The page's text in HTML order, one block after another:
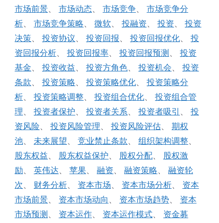
市场前景、 市场动态、 市场竞争、 市场竞争分
析、 市场竞争策略、 微软、 投融资、 投资、 投资
决策、 投资协议 、 投资回报、 投资回报优化、 投
资回报分析、 投资回报率、 投资回报预测、 投资
基金、 投资收益、 投资方角色、 投资机会、 投资
条款、 投资策略、 投资策略优化、 投资策略分
析、 投资策略调整、 投资组合优化、 投资组合管
理、 投资者保护、 投资者关系、 投资者吸引 、 投
资风险、 投资风险管理、 投资风险评估、 期权
池、 未来展望、 竞业禁止条款、 组织架构调整、
股东权益、 股东权益保护、 股权分配、 股权激
励、 英伟达、 苹果、 融资、 融资策略、 融资轮
次、 财务分析、 资本市场、 资本市场分析、 资本
市场前景、 资本市场动向 、 资本市场趋势、 资本
市场预测、 资本运作、 资本运作模式、 资金募